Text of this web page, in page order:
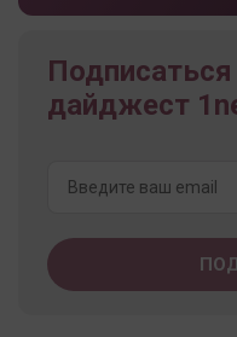
дайджест